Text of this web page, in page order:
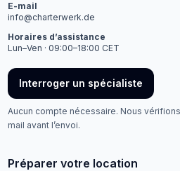
E-mail
info@charterwerk.de
Horaires d’assistance
Lun–Ven · 09:00–18:00 CET
Interroger un spécialiste
Aucun compte nécessaire. Nous
mail avant l’envoi.
Préparer votre location